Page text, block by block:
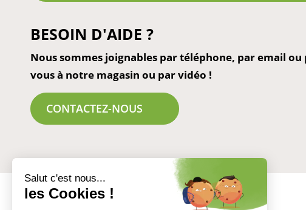
BESOIN D'AIDE ?
Nous sommes joignables par téléphone, par email ou
vous à notre magasin ou par vidéo !
CONTACTEZ-NOUS